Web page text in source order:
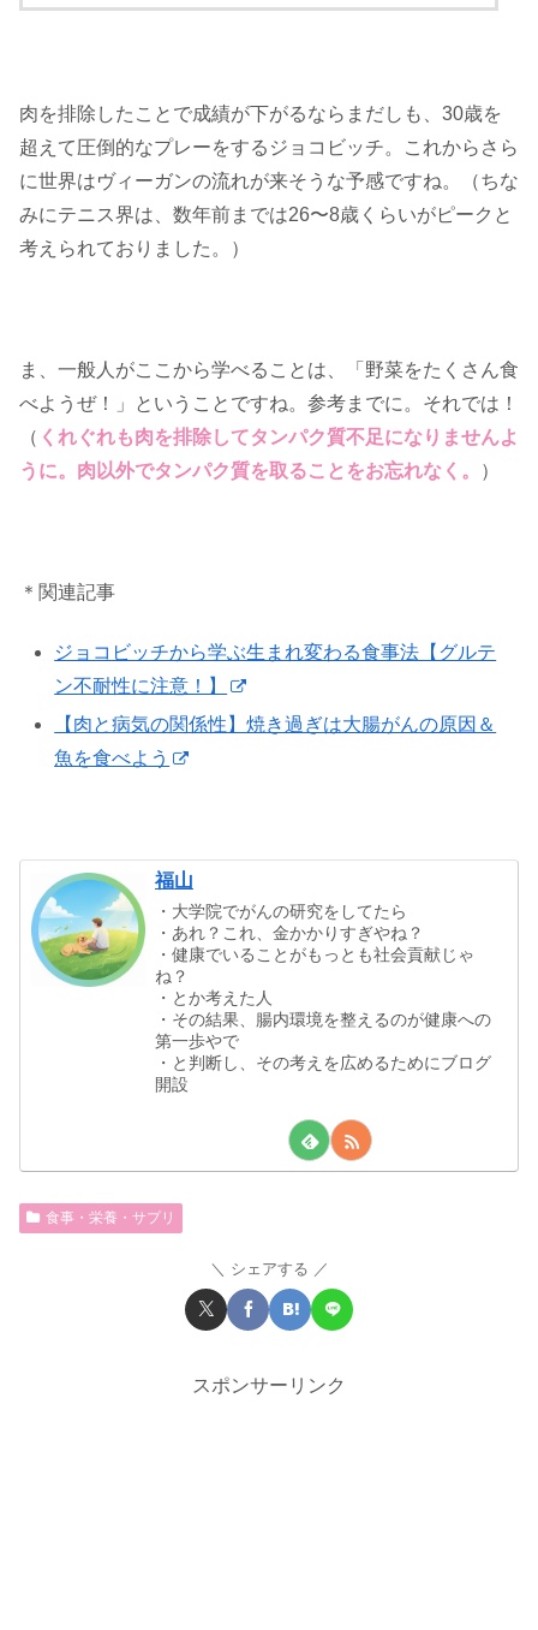
肉を排除したことで成績が下がるならまだしも、30歳を
超えて圧倒的なプレーをするジョコビッチ。これからさら
に世界はヴィーガンの流れが来そうな予感ですね。（ちな
みにテニス界は、数年前までは26〜8歳くらいがピークと
考えられておりました。）
ま、一般人がここから学べることは、「野菜をたくさん食
べようぜ！」ということですね。参考までに。それでは！
（ くれぐれも肉を排除してタンパク質不足になりませんよ
うに。肉以外でタンパク質を取ることをお忘れなく。
）
＊関連記事
ジョコビッチから学ぶ生まれ変わる食事法【グルテ
ン不耐性に注意！】
【肉と病気の関係性】焼き過ぎは大腸がんの原因＆
魚を食べよう
福山
・大学院でがんの研究をしてたら
・あれ？これ、金かかりすぎやね？
・健康でいることがもっとも社会貢献じゃ
ね？
・とか考えた人
・その結果、腸内環境を整えるのが健康への
第一歩やで
・と判断し、その考えを広めるためにブログ
開設
食事・栄養・サプリ
シェアする
スポンサーリンク